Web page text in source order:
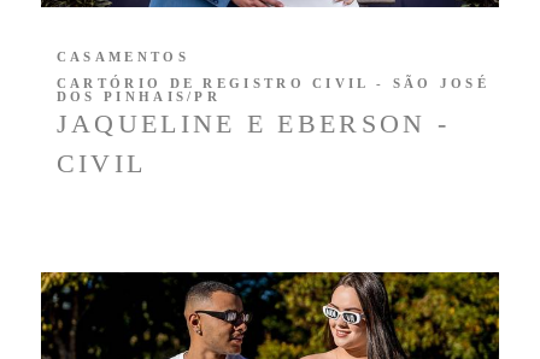
JAQUELINE E EBERSON -
CIVIL
CASAMENTOS
CARTÓRIO DE REGISTRO CIVIL - SÃO JOSÉ
DOS PINHAIS/PR